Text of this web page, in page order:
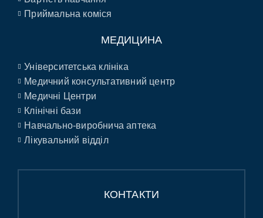
Приймальна коміся
МЕДИЦИНА
Університетська клініка
Медичний консультативний центр
Медичні Центри
Клінічні бази
Навчально-виробнича аптека
Лікувальний відділ
КОНТАКТИ